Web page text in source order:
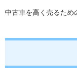
中古車を高く売るため